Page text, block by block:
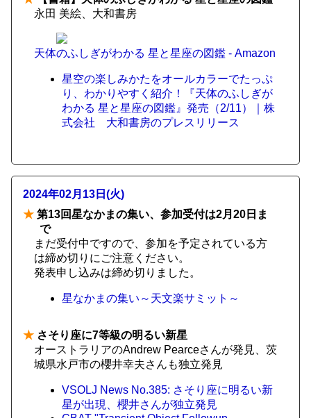
永田 美絵、大和書房
天体のふしぎがわかる 星と星座の図鑑 - Amazon
星空の楽しみかたをオールカラーでたっぷ
り、わかりやすく紹介！『天体のふしぎが
わかる 星と星座の図鑑』発売（2/11）｜株
式会社 大和書房のプレスリリース
2024年02月13日(火)
★ 第13回星なかまの集い、参加受付は2月20日ま
で
まだ受付中ですので、参加を予定されている方
は締め切りにご注意ください。
発表申し込みは締め切りました。
星なかまの集い～天文楽サミット～
★ さそり座に7等級の明るい新星
オーストラリアのAndrew Pearceさんが発見、茨
城県水戸市の櫻井幸夫さんも独立発見
VSOLJ News No.385: さそり座に明るい新
星が出現、櫻井さんが独立発見